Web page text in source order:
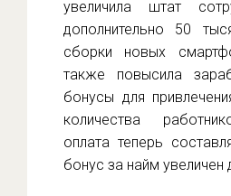
увеличила штат
дополнительно 50
сборки новых
также повысила
бонусы для
количества
оплата теперь
бонус за найм